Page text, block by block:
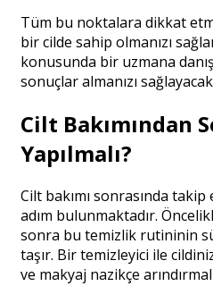
Tüm bu noktalara dikkat
bir cilde sahip olmanızı
konusunda bir uzmana
sonuçlar almanızı
Cilt Bakımından
Yapılmalı?
Cilt bakımı sonrasında
adım bulunmaktadır.
sonra bu temizlik rutininin
taşır. Bir temizleyici ile
ve makyaj nazikçe